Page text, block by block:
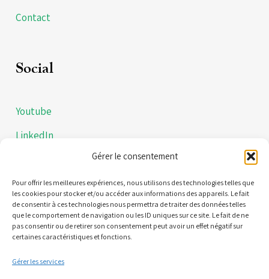
Gérer le consentement
Pour offrir les meilleures expériences, nous utilisons des technologies telles que
les cookies pour stocker et/ou accéder aux informations des appareils. Le fait
de consentir à ces technologies nous permettra de traiter des données telles
que le comportement de navigation ou les ID uniques sur ce site. Le fait de ne
pas consentir ou de retirer son consentement peut avoir un effet négatif sur
certaines caractéristiques et fonctions.
Gérer les services
Contact
Social
Youtube
LinkedIn
Politiques de confidentialités
Mentions légales